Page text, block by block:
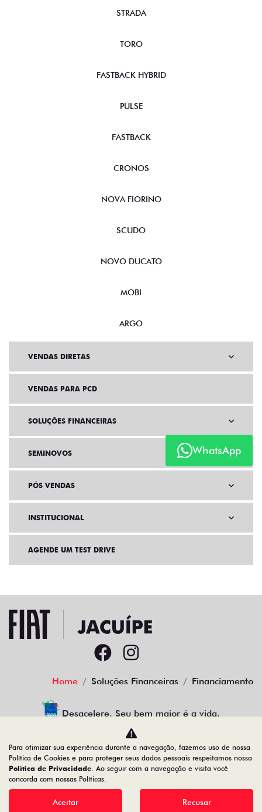
WhatsApp
STRADA
TORO
FASTBACK HYBRID
PULSE
FASTBACK
CRONOS
NOVA FIORINO
SCUDO
NOVO DUCATO
MOBI
ARGO
VENDAS DIRETAS
VENDAS PARA PCD
SOLUÇÕES FINANCEIRAS
SEMINOVOS
PÓS VENDAS
INSTITUCIONAL
AGENDE UM TEST DRIVE
Home Soluções Financeiras Financiamento
Desacelere. Seu bem maior é a vida.
14.191.902/0004-00
Desenvolvido pela DEALERSPACE ® Direitos Reservados.
Para otimizar sua experiência durante a navegação, fazemos uso de nossa
Política de Cookies e para proteger seus dados pessoais respeitamos nossa
Política de Privacidade. Ao seguir com a navegação e visita você
concorda com nossas Políticas.
Aceitar Recusar